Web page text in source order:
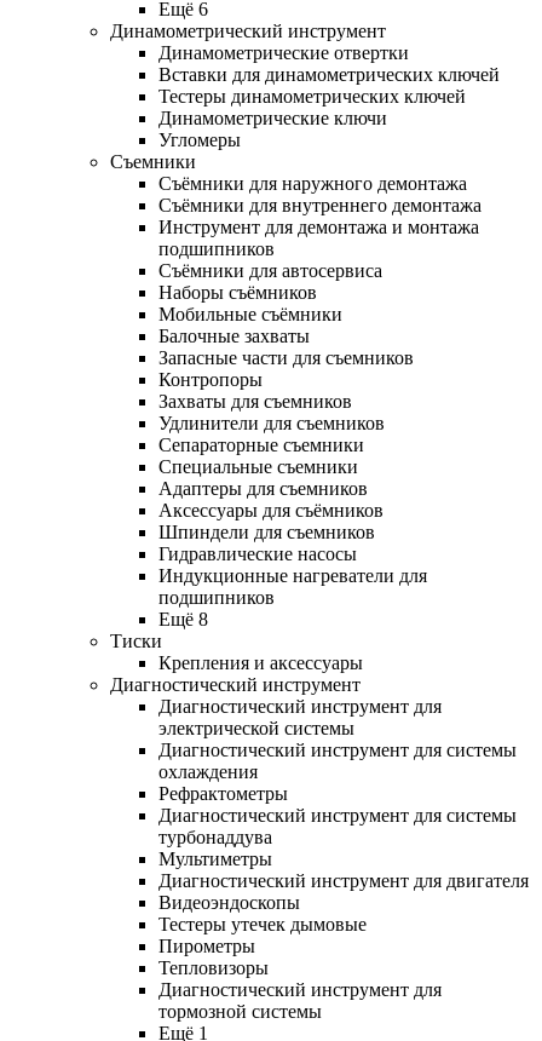
Ещё 6
Динамометрический инструмент
Динамометрические отвертки
Вставки для динамометрических ключей
Тестеры динамометрических ключей
Динамометрические ключи
Угломеры
Съемники
Съёмники для наружного демонтажа
Съёмники для внутреннего демонтажа
Инструмент для демонтажа и монтажа
подшипников
Съёмники для автосервиса
Наборы съёмников
Мобильные съёмники
Балочные захваты
Запасные части для съемников
Контропоры
Захваты для съемников
Удлинители для съемников
Сепараторные съемники
Специальные съемники
Адаптеры для съемников
Аксессуары для съёмников
Шпиндели для съемников
Гидравлические насосы
Индукционные нагреватели для
подшипников
Ещё 8
Тиски
Крепления и аксессуары
Диагностический инструмент
Диагностический инструмент для
электрической системы
Диагностический инструмент для системы
охлаждения
Рефрактометры
Диагностический инструмент для системы
турбонаддува
Мультиметры
Диагностический инструмент для двигателя
Видеоэндоскопы
Тестеры утечек дымовые
Пирометры
Тепловизоры
Диагностический инструмент для
тормозной системы
Ещё 1